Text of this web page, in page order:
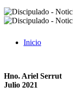
Inicio
Hno. Ariel Serrut
Julio 2021